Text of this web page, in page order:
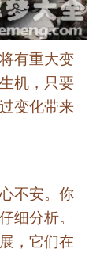
有重大变
机，只要
变化带来
不安。你
细分析。
，它们在